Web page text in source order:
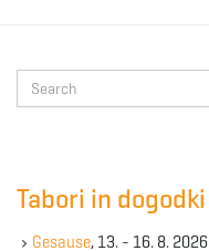
e
Tabori in dogodki
Gesause, 13. - 16. 8. 2026